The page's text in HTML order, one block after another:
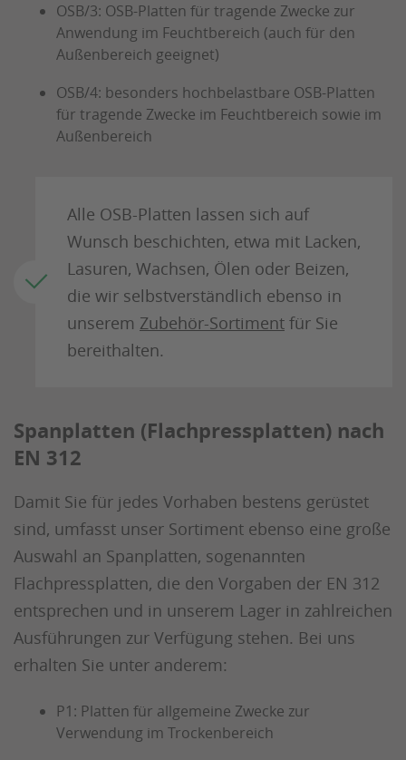
OSB/3: OSB-Platten für tragende Zwecke zur
Anwendung im Feuchtbereich (auch für den
Außenbereich geeignet)
OSB/4: besonders hochbelastbare OSB-Platten
für tragende Zwecke im Feuchtbereich sowie im
Außenbereich
Alle OSB-Platten lassen sich auf
Wunsch beschichten, etwa mit Lacken,
Lasuren, Wachsen, Ölen oder Beizen,
die wir selbstverständlich ebenso in
unserem Zubehör-Sortiment für Sie
bereithalten.
Spanplatten (Flachpressplatten) nach
EN 312
Damit Sie für jedes Vorhaben bestens gerüstet
sind, umfasst unser Sortiment ebenso eine große
Auswahl an Spanplatten, sogenannten
Flachpressplatten, die den Vorgaben der EN 312
entsprechen und in unserem Lager in zahlreichen
Ausführungen zur Verfügung stehen. Bei uns
erhalten Sie unter anderem:
P1: Platten für allgemeine Zwecke zur
Verwendung im Trockenbereich